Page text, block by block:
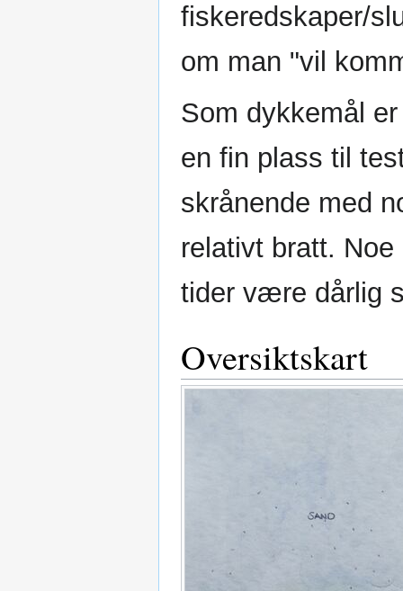
fiskeredskaper/
om man "vil
Som dykkemål
en fin plass til
skrånende med
relativt bratt.
tider være dårlig
Oversiktskart